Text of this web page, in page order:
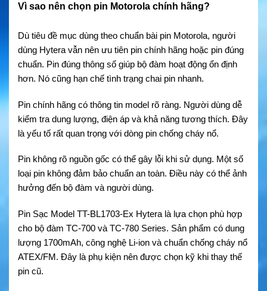
Vì sao nên chọn pin Motorola chính hãng?
Dù tiêu đề mục dùng theo chuẩn bài pin Motorola, người
dùng Hytera vẫn nên ưu tiên pin chính hãng hoặc pin đúng
chuẩn. Pin đúng thông số giúp bộ đàm hoạt động ổn định
hơn. Nó cũng hạn chế tình trạng chai pin nhanh.
Pin chính hãng có thông tin model rõ ràng. Người dùng dễ
kiểm tra dung lượng, điện áp và khả năng tương thích. Đây
là yếu tố rất quan trọng với dòng pin chống cháy nổ.
Pin không rõ nguồn gốc có thể gây lỗi khi sử dụng. Một số
loại pin không đảm bảo chuẩn an toàn. Điều này có thể ảnh
hưởng đến bộ đàm và người dùng.
Pin Sạc Model TT-BL1703-Ex Hytera là lựa chọn phù hợp
cho bộ đàm TC-700 và TC-780 Series. Sản phẩm có dung
lượng 1700mAh, công nghệ Li-ion và chuẩn chống cháy nổ
ATEX/FM. Đây là phụ kiện nên được chọn kỹ khi thay thế
pin cũ.